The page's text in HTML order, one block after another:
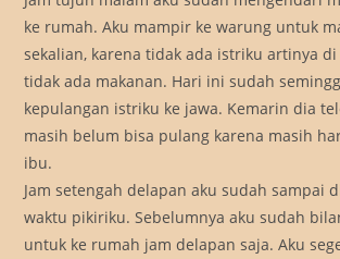
ke rumah. Aku mampir ke warung untuk
sekalian, karena tidak ada istriku artinya
tidak ada makanan. Hari ini sudah
kepulangan istriku ke jawa. Kemarin dia
masih belum bisa pulang karena masih
ibu.
Jam setengah delapan aku sudah sampai
waktu pikiriku. Sebelumnya aku sudah
untuk ke rumah jam delapan saja. Aku